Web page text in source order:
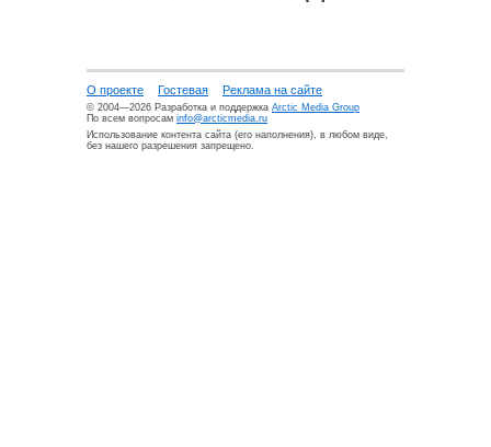
О проекте Гостевая Реклама на сайте
© 2004—2026 Разработка и поддержка Arctic Media Group
По всем вопросам info@arcticmedia.ru
Использование контента сайта (его наполнения), в любом виде,
без нашего разрешения запрещено.